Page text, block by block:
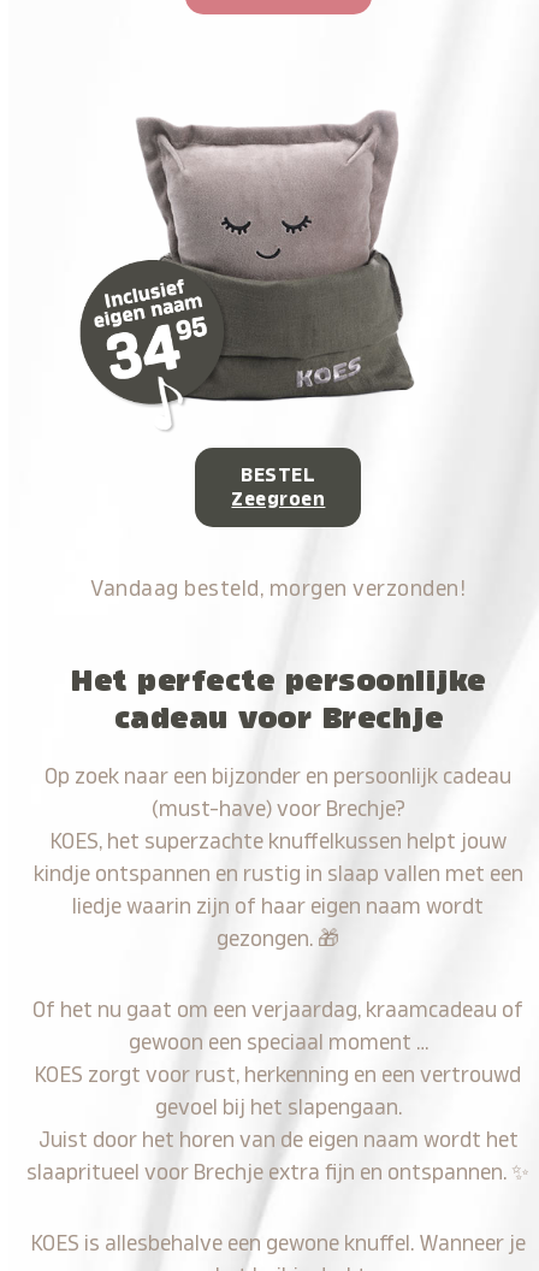
BESTEL
Zeegroen
Vandaag besteld, morgen verzonden!
Het perfecte persoonlijke
cadeau voor Brechje
Op zoek naar een bijzonder en persoonlijk cadeau
(must-have) voor Brechje?
KOES, het superzachte knuffelkussen helpt jouw
kindje ontspannen en rustig in slaap vallen met een
liedje waarin zijn of haar eigen naam wordt
gezongen. 🎁
Of het nu gaat om een verjaardag, kraamcadeau of
gewoon een speciaal moment …
KOES zorgt voor rust, herkenning en een vertrouwd
gevoel bij het slapengaan.
Juist door het horen van de eigen naam wordt het
slaapritueel voor Brechje extra fijn en ontspannen. ✨
KOES is allesbehalve een gewone knuffel. Wanneer je